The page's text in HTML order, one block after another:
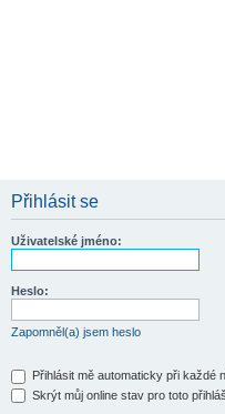
Přihlásit se
Uživatelské jméno:
Heslo:
Zapomněl(a) jsem heslo
Přihlásit mě automaticky při každé
Skrýt můj online stav pro toto